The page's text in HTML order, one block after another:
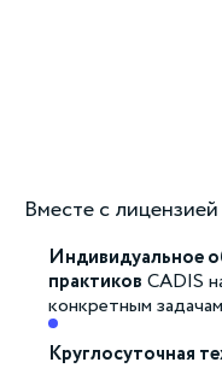
Вместе с
Индивидуальное
практиков CADIS
конкретным
Круглосуточная